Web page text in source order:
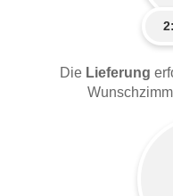
2:
Die Lieferung